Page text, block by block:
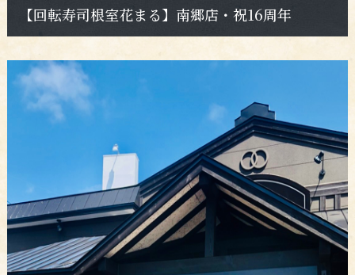
【回転寿司根室花まる】南郷店・祝16周年